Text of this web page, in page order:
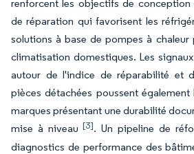
renforcent les objectifs de conception
de réparation qui favorisent les
solutions à base de pompes à chaleur
climatisation domestiques. Les
autour de l'indice de réparabilité et
pièces détachées poussent également
marques présentant une durabilité
mise à niveau[3]. Un pipeline de
diagnostics de performance des